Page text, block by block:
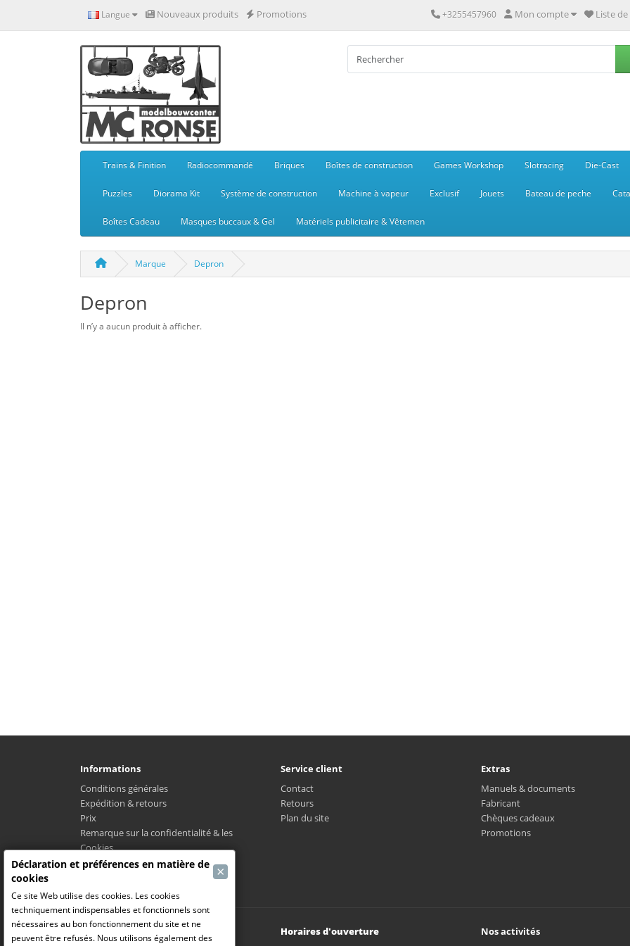
Langue Nouveaux produits Promotions +3255457960 Mon compte Liste
Trains & Finition Radiocommandé Briques Boîtes de construction Games Workshop Slotracing Die-Cast
Puzzles Diorama Kit Système de construction Machine à vapeur Exclusif Jouets Bateau de peche
Boîtes Cadeau Masques buccaux & Gel Matériels publicitaire & Vêtemen
Marque Depron
Depron
Il n’y a aucun produit à afficher.
Informations
Conditions générales
Expédition & retours
Prix
Remarque sur la confidentialité & les
Cookies
LPMC
Service client
Contact
Retours
Plan du site
Extras
Manuels & documents
Fabricant
Chèques cadeaux
Promotions
Modelbouw Dekeyser B.V. Horaires d'ouverture
Nos activités
Déclaration et préférences en matière de
cookies
×
Ce site Web utilise des cookies. Les cookies
techniquement indispensables et fonctionnels sont
nécessaires au bon fonctionnement du site et ne
peuvent être refusés. Nous utilisons également des